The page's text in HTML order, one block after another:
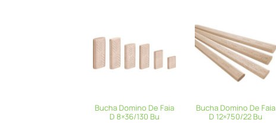
Bucha Domino De Faia
D 8×36/130 Bu
Bucha Domino De Faia
D 12×750/22 Bu